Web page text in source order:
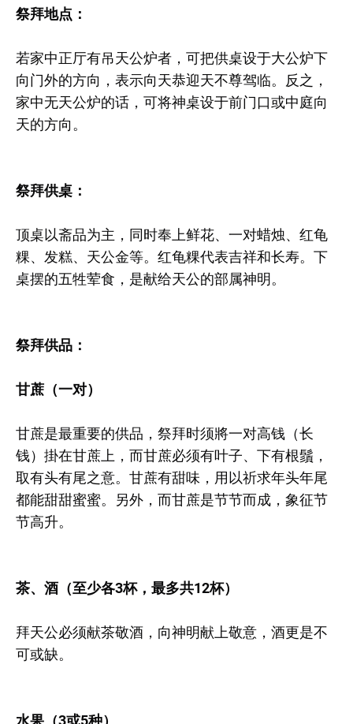
祭拜地点：
若家中正厅有吊天公炉者，可把供桌设于大公炉下
向门外的方向，表示向天恭迎天不尊驾临。反之，
家中无天公炉的话，可将神桌设于前门口或中庭向
天的方向。
祭拜供桌：
顶桌以斋品为主，同时奉上鲜花、一对蜡烛、红龟
粿、发糕、天公金等。红龟粿代表吉祥和长寿。下
桌摆的五牲荤食，是献给天公的部属神明。
祭拜供品：
甘蔗（一对）
甘蔗是最重要的供品，祭拜时须將一对高钱（长
钱）掛在甘蔗上，而甘蔗必须有叶子、下有根鬚，
取有头有尾之意。甘蔗有甜味，用以祈求年头年尾
都能甜甜蜜蜜。另外，而甘蔗是节节而成，象征节
节高升。
茶、酒（至少各3杯，最多共12杯）
拜天公必须献茶敬酒，向神明献上敬意，酒更是不
可或缺。
水果（3或5种）